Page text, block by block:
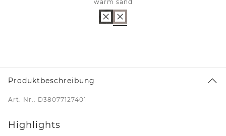
warm sand
Produktbeschreibung
Art. Nr.: D38077127401
Highlights